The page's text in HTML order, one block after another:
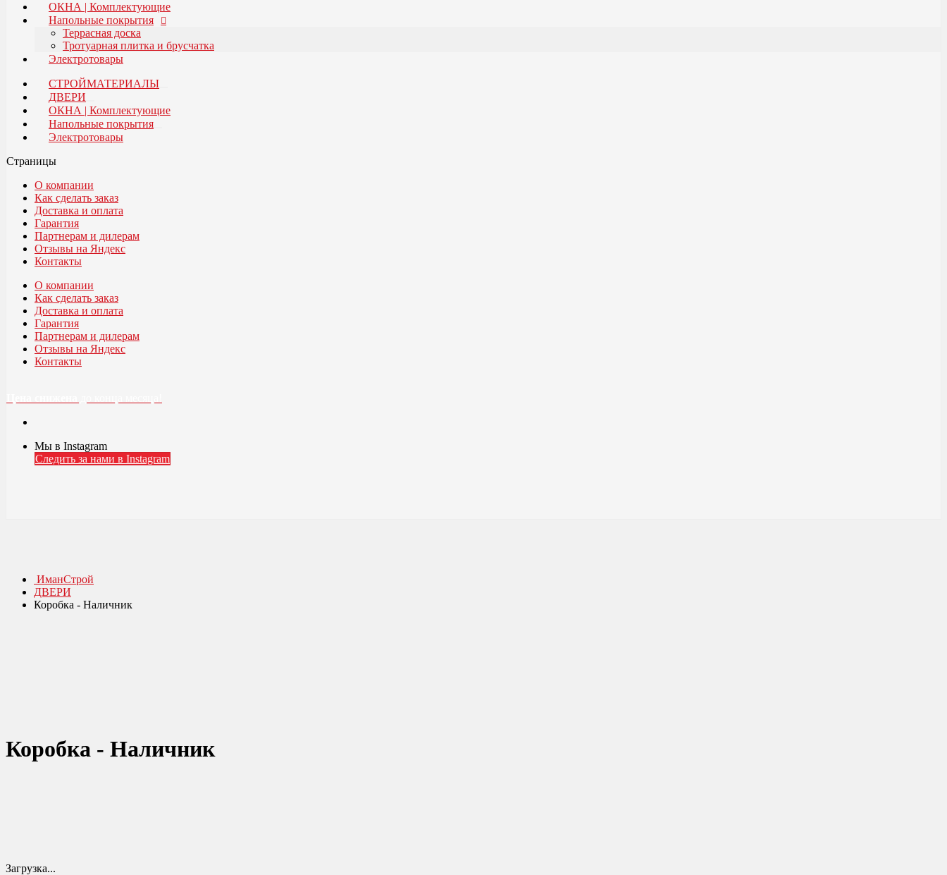
ОКНА | Комплектующие
Напольные покрытия
Террасная доска
Тротуарная плитка и брусчатка
Электротовары
СТРОЙМАТЕРИАЛЫ
ДВЕРИ
ОКНА | Комплектующие
Напольные покрытия
Электротовары
Страницы
О компании
Как сделать заказ
Доставка и оплата
Гарантия
Партнерам и дилерам
Отзывы на Яндекс
Контакты
О компании
Как сделать заказ
Доставка и оплата
Гарантия
Партнерам и дилерам
Отзывы на Яндекс
Контакты
Мы в Instagram
Следить за нами в Instagram
ИманСтрой
ДВЕРИ
Коробка - Наличник
Коробка - Наличник
Загрузка...